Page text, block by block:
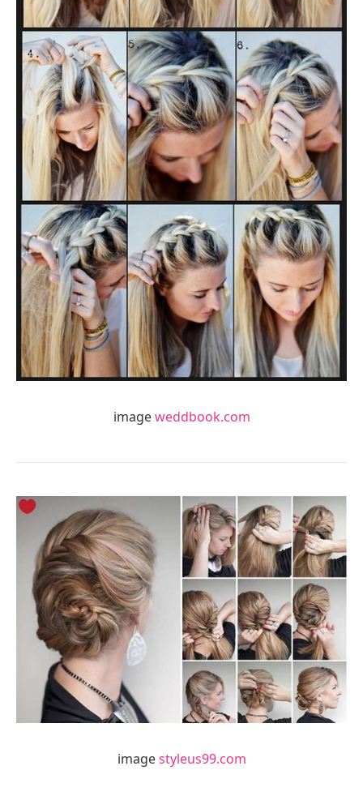
imageweddbook.com
imagestyleus99.com